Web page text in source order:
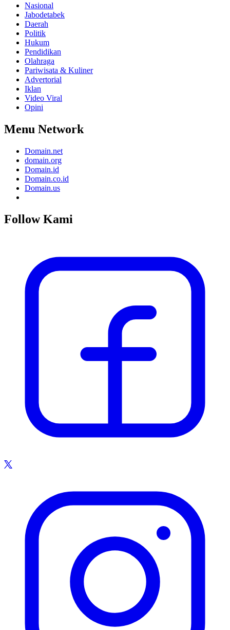
Nasional
Jabodetabek
Daerah
Politik
Hukum
Pendidikan
Olahraga
Pariwisata & Kuliner
Advertorial
Iklan
Video Viral
Opini
Menu Network
Domain.net
domain.org
Domain.id
Domain.co.id
Domain.us
Follow Kami